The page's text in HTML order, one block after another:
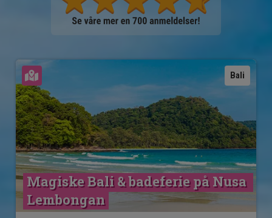
Bali
Magiske Bali & badeferie på Nusa
Lembongan